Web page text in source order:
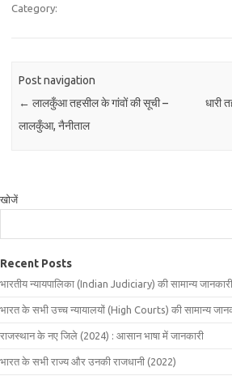
Category:
Post navigation
← लालकुँआ तहसील के गांवों की सूची –
लालकुँआ, नैनीताल
धारी
खोजें
Recent Posts
भारतीय न्यायपालिका (Indian Judiciary) की सामान्य जानकारी
भारत के सभी उच्च न्यायालयों (High Courts) की सामान्य
राजस्थान के नए जिले (2024) : आसान भाषा में जानकारी
भारत के सभी राज्य और उनकी राजधानी (2022)